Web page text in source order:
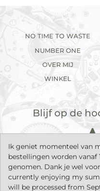
NO TIME TO WASTE
NUMBER ONE
OVER MIJ
WINKEL
Blijf op de
2026©IK sieraden |
Ik geniet momenteel van
bestellingen worden vanaf
genomen. Dank je wel
currently enjoying my
will be processed from